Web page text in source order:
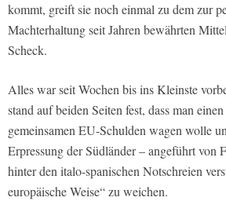
kommt, greift sie noch einmal zu dem zur
Machterhaltung seit Jahren bewährten
Scheck.
Alles war seit Wochen bis ins Kleinste
stand auf beiden Seiten fest, dass man
gemeinsamen EU-Schulden wagen wolle
Erpressung der Südländer – angeführt von
hinter den italo-spanischen Notschreien
europäische Weise“ zu weichen.